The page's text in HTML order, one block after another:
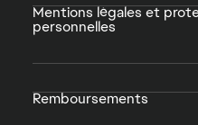
Mentions légales et
personnelles
Remboursements